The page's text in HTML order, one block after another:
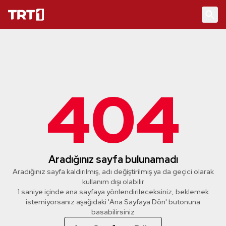
404
Aradığınız sayfa bulunamadı
Aradığınız sayfa kaldırılmış, adı değiştirilmiş ya da geçici olarak
kullanım dışı olabilir
1 saniye içinde ana sayfaya yönlendirileceksiniz, beklemek
istemiyorsanız aşağıdaki 'Ana Sayfaya Dön' butonuna
basabilirsiniz